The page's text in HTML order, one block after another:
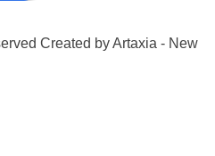
Created byArtaxia - New